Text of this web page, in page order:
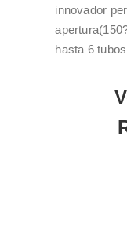
innovador
hasta 6